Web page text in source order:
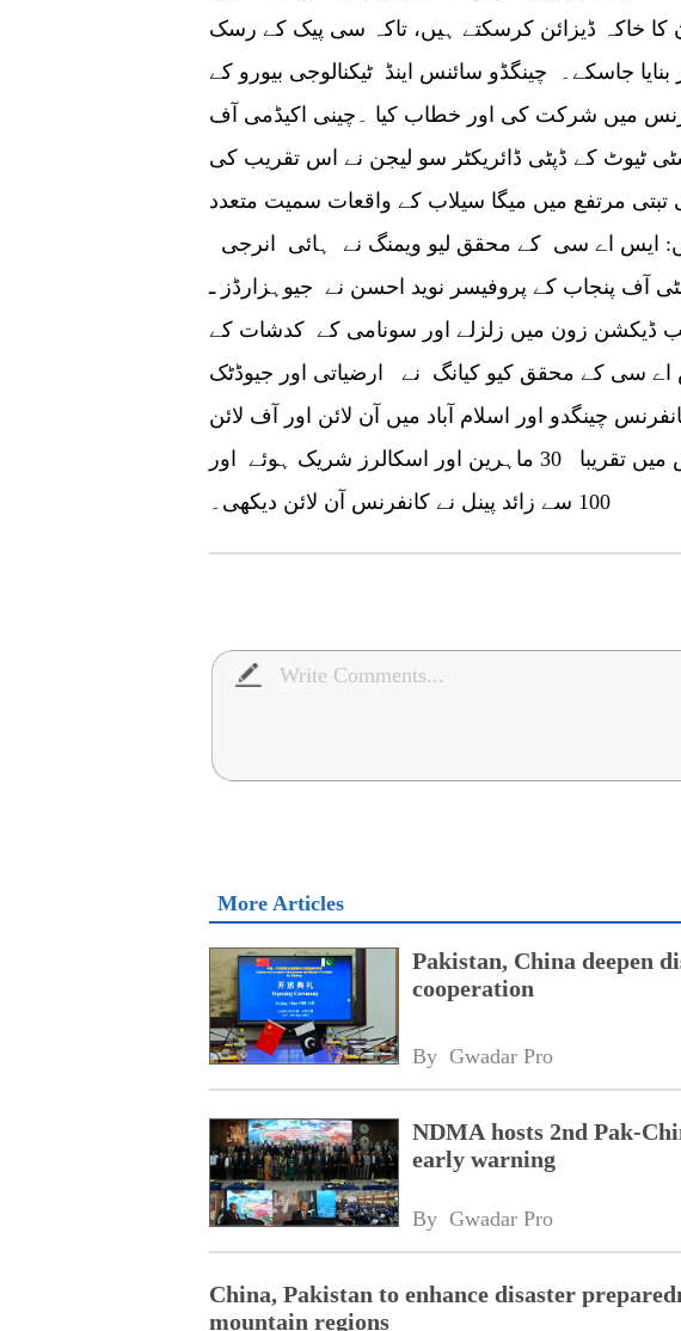
کا خاکہ ڈیزائن کرسکتے ہیں، تاکہ سی پیک کے رسک
جاسکے۔ چینگڈو سائنس اینڈ ٹیکنالوجی بیورو کے
میں شرکت کی اور خطاب کیا ۔چینی اکیڈمی آف
ٹیوٹ کے ڈپٹی ڈائریکٹر سو لیجن نے اس تقریب کی
مرتفع میں میگا سیلاب کے واقعات سمیت متعدد
ایس اے سی کے محقق لیو ویمنگ نے ہائی انرجی
آف پنجاب کے پروفیسر نوید احسن نے جیوہزارڈز ـ
سب ڈیکشن زون میں زلزلے اور سونامی کے کدشات کے
سی کے محقق کیو کیانگ نے ارضیاتی اور جیوڈٹک
چینگدو اور اسلام آباد میں آن لائن اور آف لائن
دونوں منعقد ہوئی۔ کانفرنس میں تقریبا 30 ماہرین اور اسکالرز شریک ہوئے اور
100 سے زائد پینل نے کانفرنس آن لائن دیکھی۔
More Articles
Pakistan, China deepen
cooperation
By Gwadar Pro
NDMA hosts 2nd Pak-
early warning
By Gwadar Pro
China, Pakistan to enhance disaster
mountain regions